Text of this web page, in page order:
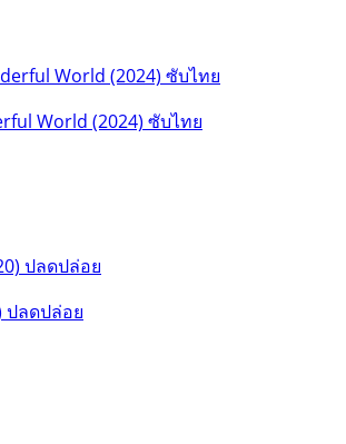
World (2024) ซับไทย
ปลดปล่อย